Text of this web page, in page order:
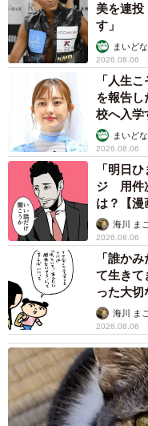
美を連
す」
まいど
2026.08.06
「人生
を報告
校へ入学
まいど
2026.08.06
「明日
ジ 用件
は？【漫
海川 ま
2026.08.06
「誰か
て生き
った大切
海川 ま
2026.08.06